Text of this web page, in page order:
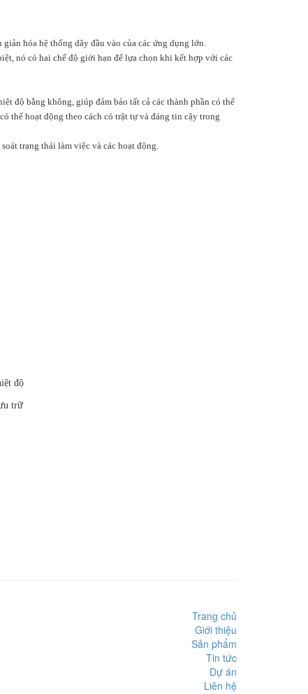
hóa hệ thống dây đầu vào của các ứng dụng lớn.
nó có hai chế độ giới hạn để lựa chọn khi kết hợp với các
độ bằng không, giúp đảm bảo tất cả các thành phần có thể
thể hoạt động theo cách có trật tự và đáng tin cậy trong
trạng thái làm việc và các hoạt động.
độ
trữ
Trang chủ
Giới thiệu
Sản phẩm
Tin tức
Dự án
Liên hệ